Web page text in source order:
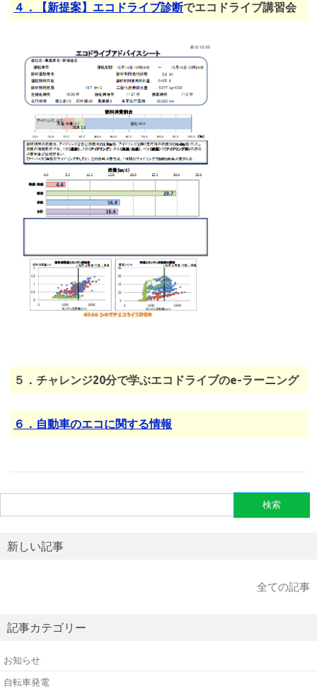
４．【新提案】エコドライブ診断でエコドライブ講習会
５．チャレンジ20分で学ぶエコドライブのe-ラーニング
６．自動車のエコに関する情報
索:
新しい記事
全ての記事
記事カテゴリー
お知らせ
自転車発電